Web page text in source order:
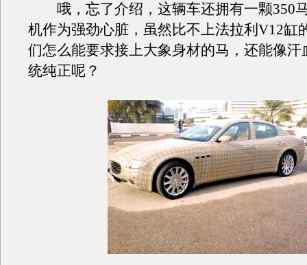
哦，忘了介绍，这辆车还拥有一颗350
机作为强劲心脏，虽然比不上法拉利V12缸
们怎么能要求接上大象身材的马，还能像汗
统纯正呢？